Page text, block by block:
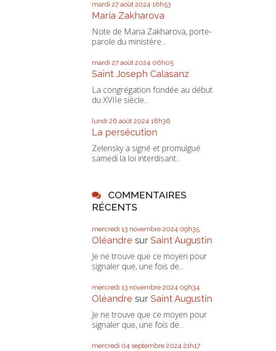
mardi 27 août 2024 16h53
Maria Zakharova
Note de Maria Zakharova, porte-
parole du ministère...
mardi 27 août 2024 06h05
Saint Joseph Calasanz
La congrégation fondée au début
du XVIIe siècle...
lundi 26 août 2024 18h36
La persécution
Zelensky a signé et promulgué
samedi la loi interdisant...
COMMENTAIRES
RÉCENTS
mercredi 13 novembre 2024 09h35
Oléandre sur Saint Augustin
Je ne trouve que ce moyen pour
signaler que, une fois de...
mercredi 13 novembre 2024 09h34
Oléandre sur Saint Augustin
Je ne trouve que ce moyen pour
signaler que, une fois de...
mercredi 04 septembre 2024 21h17